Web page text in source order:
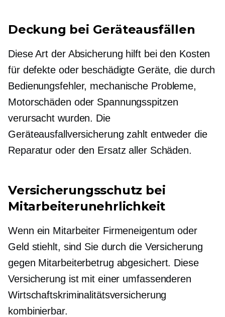
Deckung bei Geräteausfällen
Diese Art der Absicherung hilft bei den Kosten
für defekte oder beschädigte Geräte, die durch
Bedienungsfehler, mechanische Probleme,
Motorschäden oder Spannungsspitzen
verursacht wurden. Die
Geräteausfallversicherung zahlt entweder die
Reparatur oder den Ersatz aller Schäden.
Versicherungsschutz bei
Mitarbeiterunehrlichkeit
Wenn ein Mitarbeiter Firmeneigentum oder
Geld stiehlt, sind Sie durch die Versicherung
gegen Mitarbeiterbetrug abgesichert. Diese
Versicherung ist mit einer umfassenderen
Wirtschaftskriminalitätsversicherung
kombinierbar.